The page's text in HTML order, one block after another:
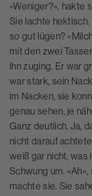
»Weniger?«, hakte
Sie lachte hektisch.
so gut lügen?
mit den zwei
ihn zuging. Er war
war stark, sein
im Nacken, sie
genau sehen, je
Ganz deutlich. Ja,
nicht darauf
weiß gar nicht, was
Schwung um.
machte sie. Sie